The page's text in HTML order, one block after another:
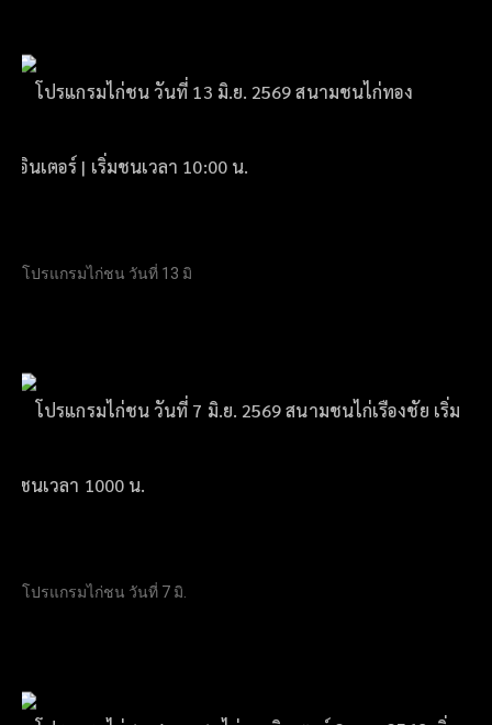
โปรแกรมไก่ชน วันที่ 13 มิ
โปรแกรมไก่ชน วันที่ 7 มิ.